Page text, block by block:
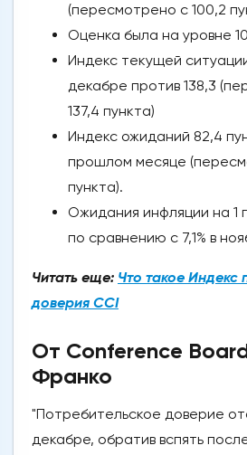
(пересмотрено с 100,2
Оценка была на уровне
Индекс текущей
декабре против 138,3
137,4 пункта)
Индекс ожиданий 82,4
прошлом месяце
пункта).
Ожидания инфляции на 1
по сравнению с 7,1% в
Читать еще: Что такое Индекс
доверия CCI
От Conference
Франко
"Потребительское доверие
декабре, обратив вспять